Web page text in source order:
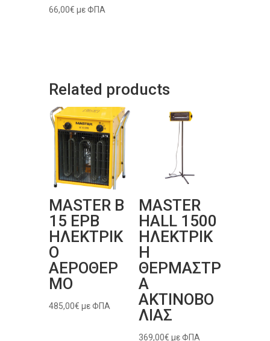
66,00€ με ΦΠΑ
Related products
MASTER B
15 EPB
ΗΛΕΚΤΡΙΚ
Ο
ΑΕΡΟΘΕΡ
ΜΟ
485,00€ με ΦΠΑ
MASTER
HALL 1500
ΗΛΕΚΤΡΙΚ
Η
ΘΕΡΜΑΣΤΡ
Α
ΑΚΤΙΝΟΒΟ
ΛΙΑΣ
369,00€ με ΦΠΑ